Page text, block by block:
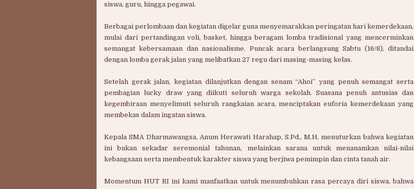
siswa, guru, hingga pegawai.
Berbagai perlombaan dan kegiatan digelar guna menyemarakkan peringatan hari kemerdekaan,
mulai dari pertandingan voli, basket, hingga beragam lomba tradisional yang mencerminkan
semangat kebersamaan dan nasionalisme. Puncak acara berlangsung Sabtu (16/8), ditandai
dengan lomba gerak jalan yang melibatkan 27 regu dari masing-masing kelas.
Setelah gerak jalan, kegiatan dilanjutkan dengan senam “Ahoi” yang penuh semangat serta
pembagian lucky draw yang diikuti seluruh warga sekolah. Suasana penuh antusias dan
kegembiraan menyelimuti seluruh rangkaian acara, menciptakan euforia kemerdekaan yang
membekas dalam ingatan siswa.
Kepala SMA Dharmawangsa, Anum Herawati Harahap, S.Pd., M.H, menuturkan bahwa kegiatan
ini bukan sekadar seremonial tahunan, melainkan sarana untuk menanamkan nilai-nilai
kebangsaan serta membentuk karakter siswa yang berjiwa pemimpin dan cinta tanah air.
Momentum HUT RI ini kami manfaatkan untuk menumbuhkan rasa percaya diri siswa, bahwa